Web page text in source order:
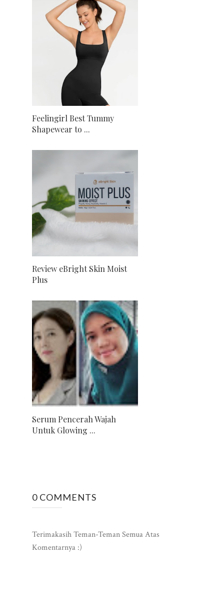
Feelingirl Best Tummy
Shapewear to ...
Review eBright Skin Moist
Plus
Serum Pencerah Wajah
Untuk Glowing ...
0 COMMENTS
Terimakasih Teman-Teman Semua Atas
Komentarnya :)